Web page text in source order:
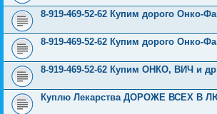
8-919-469-52-62 Купим дорого Онко-
8-919-469-52-62 Купим дорого Онко-
8-919-469-52-62 Купим ОНКО, ВИЧ и
Куплю Лекарства ДОРОЖЕ ВСЕХ В